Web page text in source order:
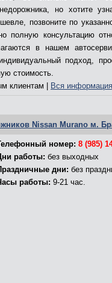
но хотите
позвоните по
полную консультацию
в нашем
подход,
стоимость.
клиентам | Вся
Nissan Murano м.
номер: 8 (985)
работы: без выходных
дни: без
работы: 9-21 час.